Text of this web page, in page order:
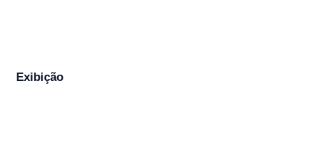
Exibição